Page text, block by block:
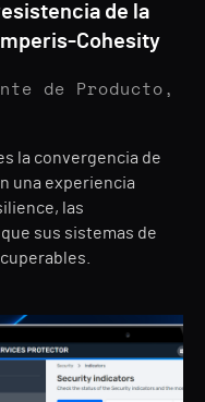
de la
Cohesity
de Producto,
la convergencia de
una experiencia
las
sus sistemas de